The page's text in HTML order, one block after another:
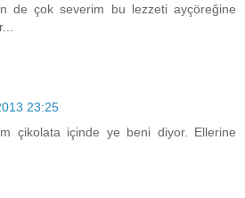
de çok severim bu lezzeti ayçöreğine
23:25
çikolata içinde ye beni diyor. Ellerine